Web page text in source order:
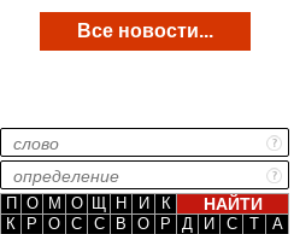
Все новости...
П О М О Щ Н И
К
К
Р О С С В О Р Д И С Т А